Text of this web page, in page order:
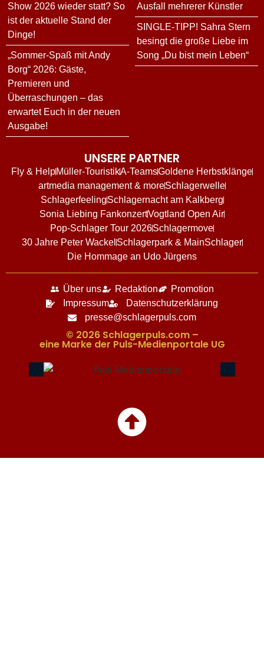
Show 2026 wieder statt? So
ist der aktuelle Stand der
Dinge!
„Sommer-Spaß mit Andy
Borg“ 2026: Gäste,
Premieren und
Überraschungen – das
erwartet Euch in der neuen
Ausgabe!
Ausfall mehrerer Künstler
SINGLE-TIPP! Sahra Stern
besingt die große Liebe im
Song „Du bist mein Leben“
UNSERE PARTNER
Fly & HelpMüller-TouristikA-TeamsGoldene Herbstklänge
artmedia management & moreSchlagerwelle
SchlagerfeelingSchlagernacht am Kalkberg
Sonia Liebing FankonzertVogtland Open Air
Pop-Schlager Tour 2026Schlagermove
30 Jahre Peter Wackel Schlagerpark & MainSchlager
Die Hommage an Udo Jürgens
Über uns Redaktion
Promotion
Impressum
Datenschutzerklärung
presse@schlagerpuls.com
© 2026 Schlagerpuls.com –
eine Marke der Puls-Medienportale UG​